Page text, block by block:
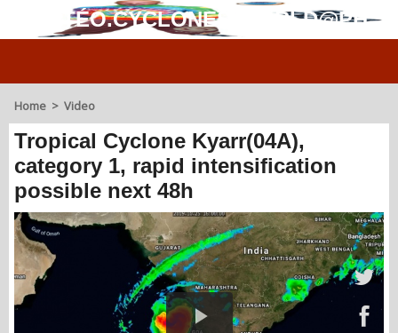
MÉTÉO.CYCLONES.WORLD@PH
Home > Video
Tropical Cyclone Kyarr(04A),
category 1, rapid intensification
possible next 48h